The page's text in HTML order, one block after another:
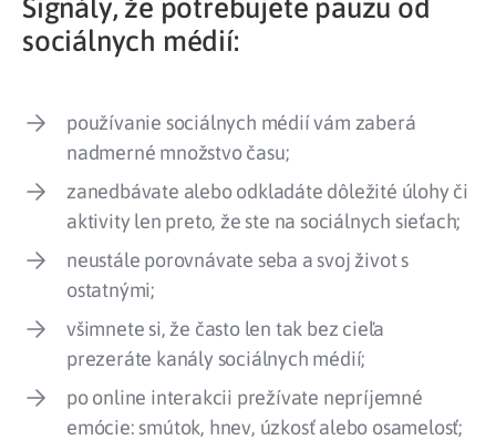
Signály, že potrebujete pauzu od
sociálnych médií:
používanie sociálnych médií vám zaberá
nadmerné množstvo času;
zanedbávate alebo odkladáte dôležité úlohy či
aktivity len preto, že ste na sociálnych sieťach;
neustále porovnávate seba a svoj život s
ostatnými;
všimnete si, že často len tak bez cieľa
prezeráte kanály sociálnych médií;
po online interakcii prežívate nepríjemné
emócie: smútok, hnev, úzkosť alebo osamelosť;